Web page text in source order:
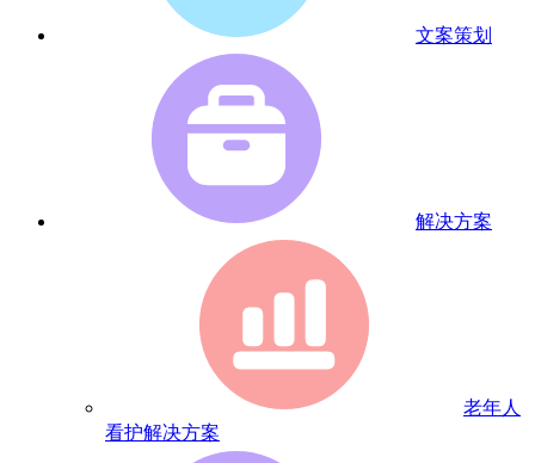
文案策划
解决方案
老年人
看护解决方案